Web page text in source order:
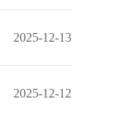
2025-12-13
2025-12-12